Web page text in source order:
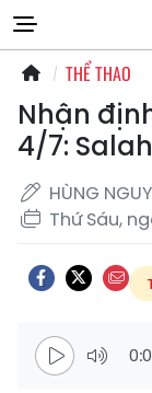
THỂ THAO
Nhận
4/7:
HÙNG
Thứ Sáu,